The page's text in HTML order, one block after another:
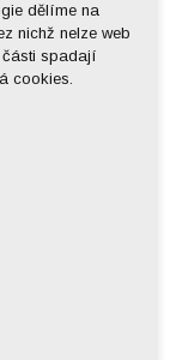
dělíme na
nichž nelze web
spadají
cookies.